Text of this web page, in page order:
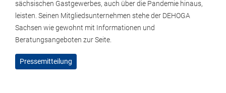
sächsischen Gastgewerbes, auch über die Pandemie hinaus,
leisten. Seinen Mitgliedsunternehmen stehe der DEHOGA
Sachsen wie gewohnt mit Informationen und
Beratungsangeboten zur Seite.
Pressemitteilung